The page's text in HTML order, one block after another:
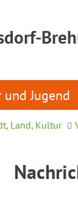
und Jugend
Land, Kultur